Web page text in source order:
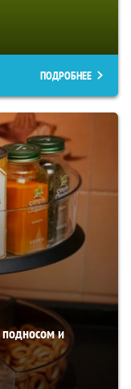
ПОДРОБНЕЕ
и